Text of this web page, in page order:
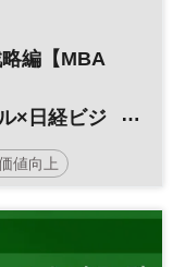
編【MBA
×日経ビジ
値向上